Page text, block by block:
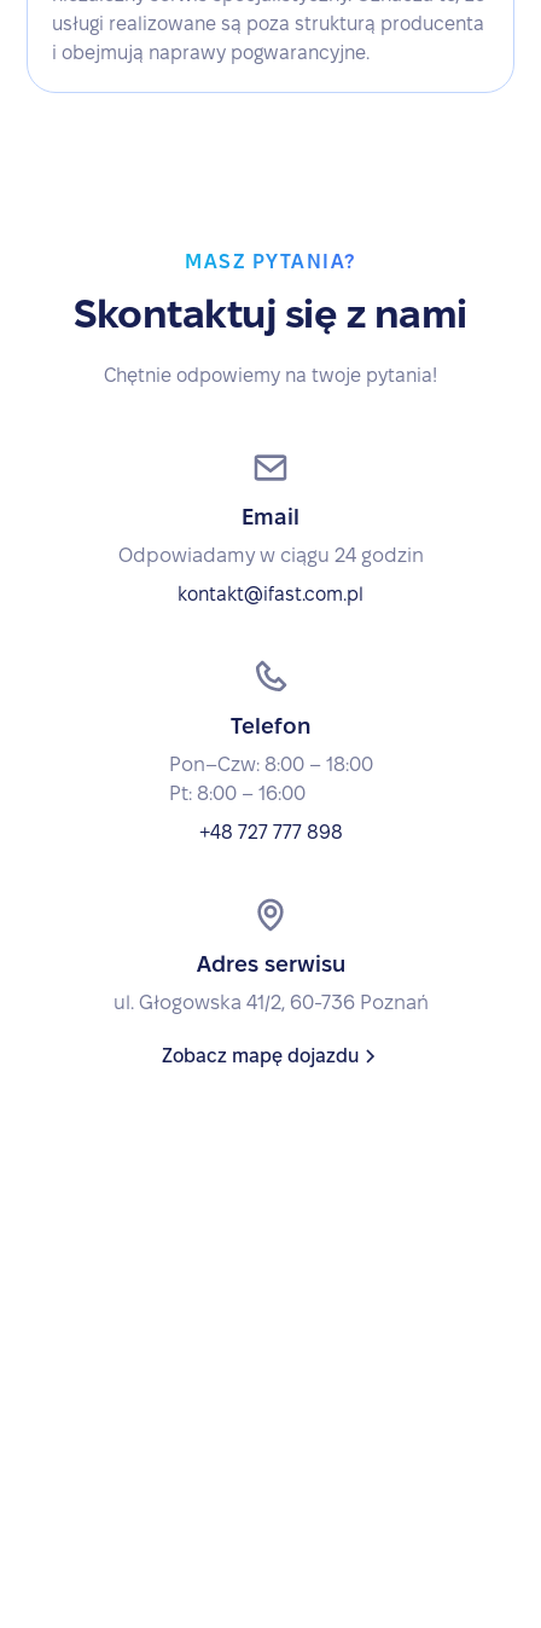
usługi realizowane są poza strukturą producenta
i obejmują naprawy pogwarancyjne.
MASZ PYTANIA?
Skontaktuj się z nami
Chętnie odpowiemy na twoje pytania!
Email
Odpowiadamy w ciągu 24 godzin
kontakt@ifast.com.pl
Telefon
Pon–Czw: 8:00 – 18:00
Pt: 8:00 – 16:00
+48 727 777 898
Adres serwisu
ul. Głogowska 41/2, 60-736 Poznań
Zobacz mapę dojazdu